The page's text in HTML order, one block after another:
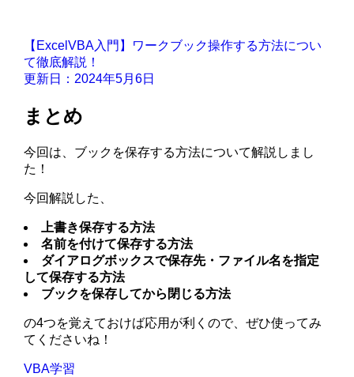
【ExcelVBA入門】ワークブック操作する方法につい
て徹底解説！
更新日：2024年5月6日
まとめ
今回は、ブックを保存する方法について解説しまし
た！
今回解説した、
上書き保存する方法
名前を付けて保存する方法
ダイアログボックスで保存先・ファイル名を指定
して保存する方法
ブックを保存してから閉じる方法
の4つを覚えておけば応用が利くので、ぜひ使ってみ
てくださいね！
VBA学習